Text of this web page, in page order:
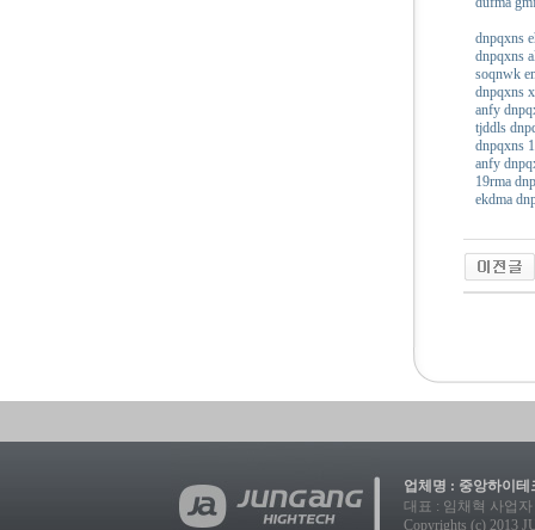
dnpqxns
dnpqxns
soqnwk
dnpqxns
anfy
tjddls
dnpqxns
anfy
19rma
ekdma
업체명 : 중앙하이테
대표 : 임채혁 사업자
Copyrights (c) 2013